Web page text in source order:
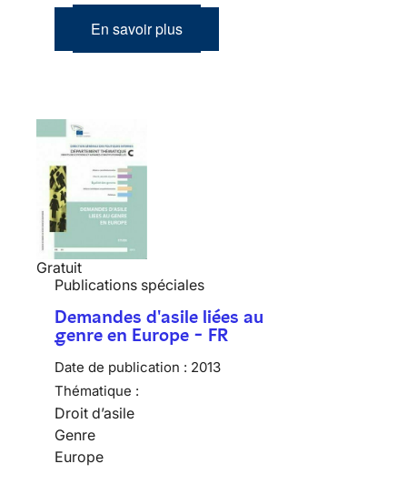
En savoir plus
Gratuit
Publications spéciales
Demandes d'asile liées au
genre en Europe - FR
Date de publication : 2013
Thématique :
Droit d’asile
Genre
Europe